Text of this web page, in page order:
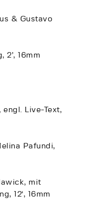
& Gustavo
2’, 16mm
engl. Live-Text,
Pafundi,
mit
12‘, 16mm